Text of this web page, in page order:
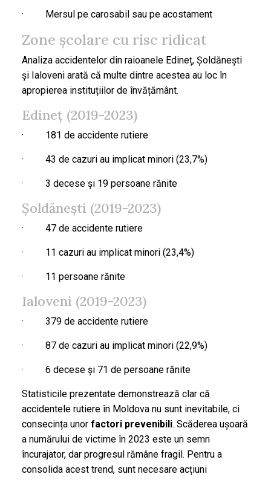
· Mersul pe carosabil sau pe acostament
Zone școlare cu risc ridicat
Analiza accidentelor din raioanele Edineț, Șoldănești
și Ialoveni arată că multe dintre acestea au loc în
apropierea instituțiilor de învățământ.
Edineț (2019-2023)
· 181 de accidente rutiere
· 43 de cazuri au implicat minori (23,7%)
· 3 decese și 19 persoane rănite
Șoldănești (2019-2023)
· 47 de accidente rutiere
· 11 cazuri au implicat minori (23,4%)
· 11 persoane rănite
Ialoveni (2019-2023)
· 379 de accidente rutiere
· 87 de cazuri au implicat minori (22,9%)
· 6 decese și 71 de persoane rănite
Statisticile prezentate demonstrează clar că
accidentele rutiere în Moldova nu sunt inevitabile, ci
consecința unor factori prevenibili. Scăderea ușoară
a numărului de victime în 2023 este un semn
încurajator, dar progresul rămâne fragil. Pentru a
consolida acest trend, sunt necesare acțiuni